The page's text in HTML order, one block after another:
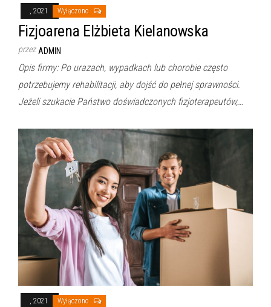
, 2021 Wyłączono
Fizjoarena Elżbieta Kielanowska
przez ADMIN
Opis firmy: Po urazach, wypadkach lub chorobie często
potrzebujemy rehabilitacji, aby dojść do pełnej sprawności.
Jeżeli szukacie Państwo doświadczonych fizjoterapeutów,…
, 2021 Wyłączono